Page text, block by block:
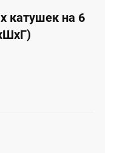
катушек на 6